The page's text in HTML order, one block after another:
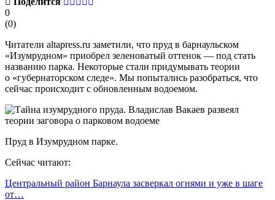
0
(0)
Читатели altapress.ru заметили, что пруд в барнаульском
«Изумрудном» приобрел зеленоватый оттенок — под стать
названию парка. Некоторые стали придумывать теории
о «губернаторском следе». Мы попытались разобраться, что
сейчас происходит с обновленным водоемом.
Пруд в Изумрудном парке.
Сейчас читают:
Центральный район Барнаула засверкал огнями и уже в шаге
от…